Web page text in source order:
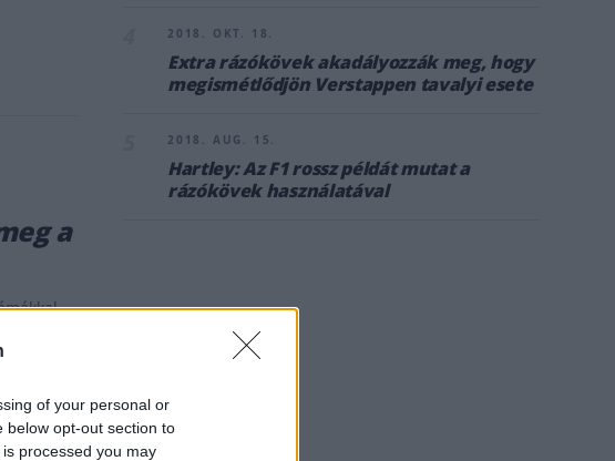
of your personal or
below opt-out section to
processed you may
a
a
2018. OKT. 18.
Extra rázókövek akadályozzák meg, hogy
megismétlődjön Verstappen tavalyi esete
2018. AUG. 15.
Hartley: Az F1 rossz példát mutat a
rázókövek használatával